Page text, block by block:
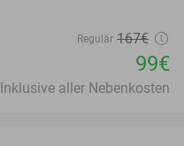
Regulär 167€
99€
Inklusive aller Nebenkosten